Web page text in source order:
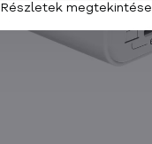
Részletek megtekintése